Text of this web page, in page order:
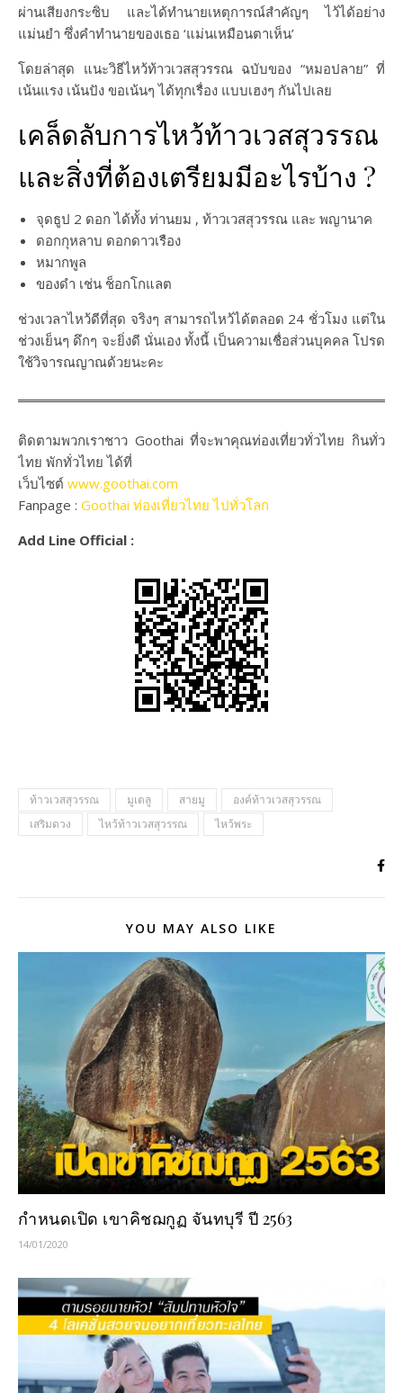
ผ่านเสียงกระซิบ และได้ทำนายเหตุการณ์สำคัญๆ ไว้ได้อย่าง
แม่นยำ ซึ่งคำทำนายของเธอ ‘แม่นเหมือนตาเห็น’
โดยล่าสุด แนะวิธีไหว้ท้าวเวสสุวรรณ ฉบับของ “หมอปลาย” ที่
เน้นแรง เน้นปัง ขอเน้นๆ ได้ทุกเรื่อง แบบเฮงๆ กันไปเลย
เคล็ดลับการไหว้ท้าวเวสสุวรรณ
และสิ่งที่ต้องเตรียมมีอะไรบ้าง ?
จุดธูป 2 ดอก ได้ทั้ง ท่านยม , ท้าวเวสสุวรรณ และ พญานาค
ดอกกุหลาบ ดอกดาวเรือง
หมากพูล
ของดำ เช่น ช็อกโกแลต
ช่วงเวลาไหว้ดีที่สุด จริงๆ สามารถไหว้ได้ตลอด 24 ชั่วโมง แต่ใน
ช่วงเย็นๆ ดึกๆ จะยิ่งดี นั่นเอง ทั้งนี้ เป็นความเชื่อส่วนบุคคล โปรด
ใช้วิจารณญาณด้วยนะคะ
ติดตามพวกเราชาว Goothai ที่จะพาคุณท่องเที่ยวทั่วไทย กินทั่ว
ไทย พักทั่วไทย ได้ที่
เว็บไซต์ www.goothai.com
Fanpage : Goothai ท่องเที่ยวไทย ไปทั่วโลก
Add Line Official :
ท้าวเวสสุวรรณ มูเตลู สายมู
องค์ท้าวเวสสุวรรณ
เสริมดวง
ไหว้ท้าวเวสสุวรรณ ไหว้พระ
YOU MAY ALSO LIKE
กำหนดเปิด เขาคิชฌกูฏ จันทบุรี ปี 2563
14/01/2020